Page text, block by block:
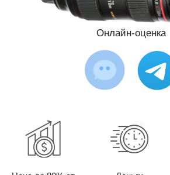
Онлайн-оценка